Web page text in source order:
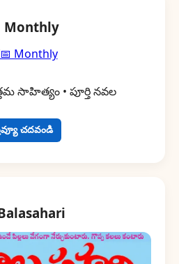
Monthly
సాహిత్యం • పూర్తి నవల
చదవండి